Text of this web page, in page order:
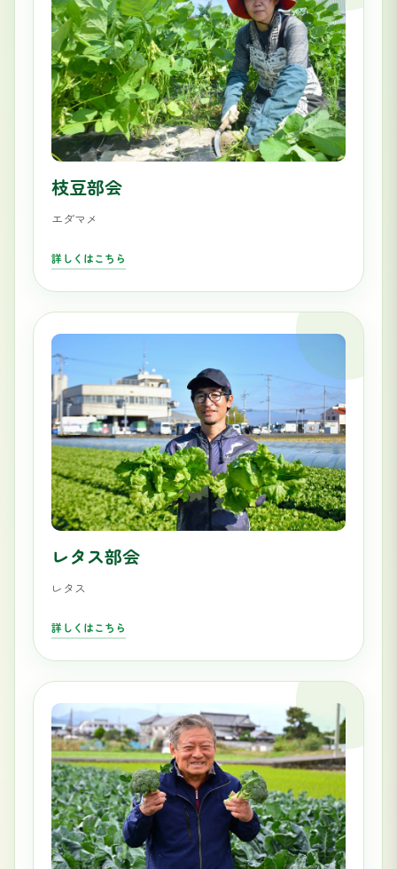
枝豆部会
エダマメ
詳しくはこちら
レタス部会
レタス
詳しくはこちら